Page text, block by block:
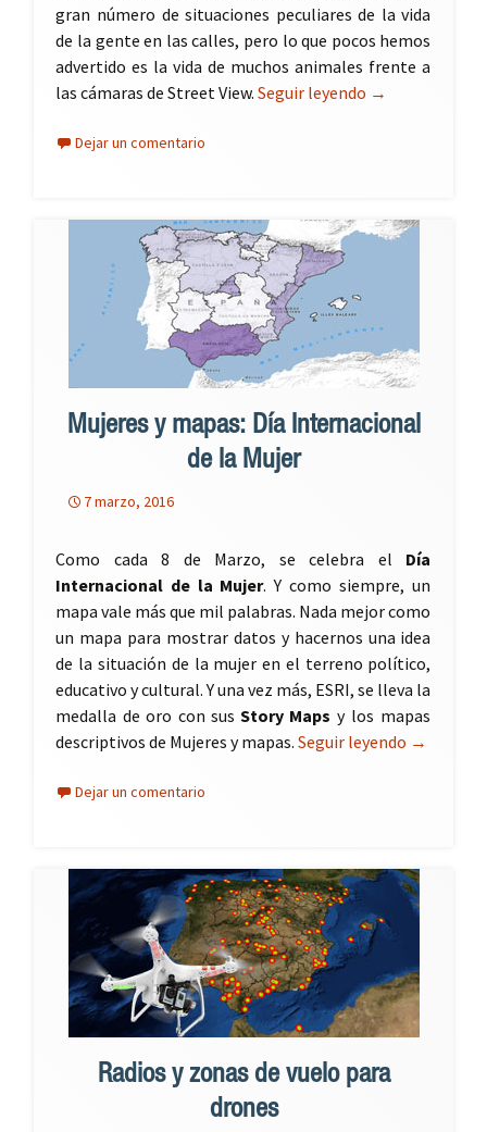
gran número de situaciones peculiares de la vida
de la gente en las calles, pero lo que pocos hemos
advertido es la vida de muchos animales frente a
las cámaras de Street View.Seguir leyendo Animales
→
Dejar un comentario
Mujeres y mapas: Día Internacional
de la Mujer
7 marzo, 2016
Como cada 8 de Marzo, se celebra el Día
Internacional de la Mujer. Y como siempre, un
mapa vale más que mil palabras. Nada mejor como
un mapa para mostrar datos y hacernos una idea
de la situación de la mujer en el terreno político,
educativo y cultural. Y una vez más, ESRI, se lleva la
medalla de oro con susStory Maps y los mapas
descriptivos de Mujeres y mapas.Seguir leyendo Mujeres
→
Dejar un comentario
Radios y zonas de vuelo para
drones